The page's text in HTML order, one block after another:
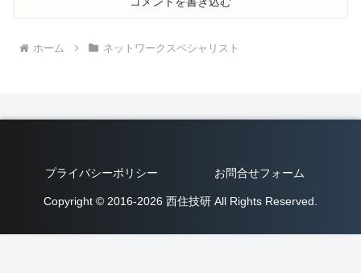
ホーム ネットワークスペシャリスト
プライバシーポリシー お問合せフォーム
Copyright © 2016-2026 西住技研 All Rights Reserved.